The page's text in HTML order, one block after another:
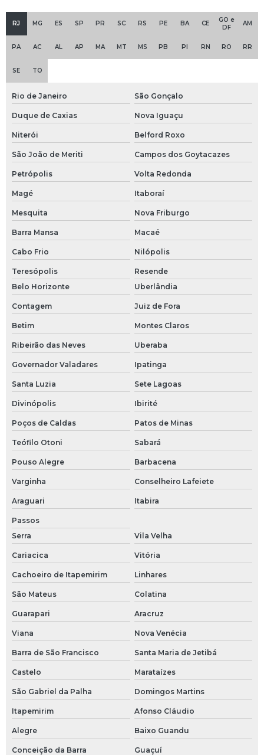
Válvula sanitária anti retorno
Válvula solenoide 1 2
Válvulas sanitárias inox
Abraçadeira tc com luva
Abraçadeira tc inox
Adaptador mangueira 3 4
Bobina solenoide 24v
Bucha de redução 1 x 3 4
Camlock
Camlock macho
Conexão din
Conexão inox 304
Conexão od
Conexão od inox
Conexão sanitária sms
Conexão sms inox
Conexão tipo sms
Conexões de aço inoxidável
Conexões em aço inox
Conexões em aço inox 316
Conexões inox para solda
Conexões inox são paulo
Conexões roscadas em aço inox
Conexões sanitárias tri clamp
Conexões tri clamp
Conexões tubulares em aço inox
Cotovelo com rosca
RJ MG ES SP PR SC RS PE BA CE
GO e
DF
AM
PA AC AL AP MA MT MS PB PI RN RO RR
SE TO
Rio de Janeiro São Gonçalo
Duque de Caxias Nova Iguaçu
Niterói Belford Roxo
São João de Meriti Campos dos Goytacazes
Petrópolis Volta Redonda
Magé Itaboraí
Mesquita Nova Friburgo
Barra Mansa Macaé
Cabo Frio Nilópolis
Teresópolis
Resende
Belo Horizonte
Uberlândia
Contagem Juiz de Fora
Betim Montes Claros
Ribeirão das Neves Uberaba
Governador Valadares Ipatinga
Santa Luzia Sete Lagoas
Divinópolis Ibirité
Poços de Caldas Patos de Minas
Teófilo Otoni Sabará
Pouso Alegre Barbacena
Varginha Conselheiro Lafeiete
Araguari Itabira
Passos
Serra
Vila Velha
Cariacica Vitória
Cachoeiro de Itapemirim Linhares
São Mateus Colatina
Guarapari Aracruz
Viana Nova Venécia
Barra de São Francisco Santa Maria de Jetibá
Castelo Marataízes
São Gabriel da Palha Domingos Martins
Itapemirim Afonso Cláudio
Alegre Baixo Guandu
Conceição da Barra Guaçuí